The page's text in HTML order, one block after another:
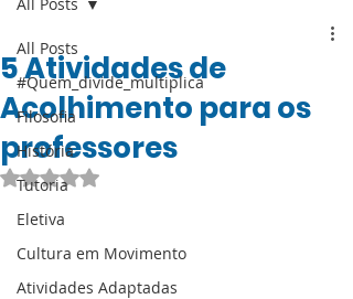
All Posts
#Quem_divide_multiplica
Filosofia
História
Tutoria
Eletiva
Cultura em Movimento
Atividades Adaptadas
5 Atividades de
Acolhimento para os
professores
Avaliado com NaN de 5 estrelas.